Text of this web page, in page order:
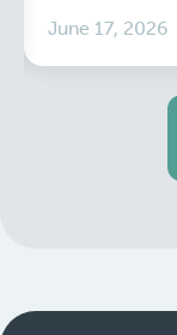
June 17, 2026